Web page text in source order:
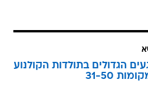
הגדולים בתולדות הקולנוע
31-50